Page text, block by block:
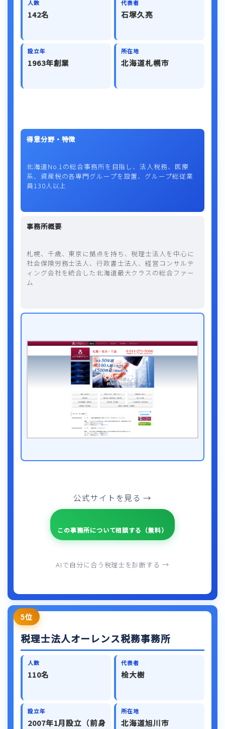
人数
142名
代表者
石塚久亮
設立年
1963年創業
所在地
北海道札幌市
得意分野・特徴
北海道No.1の総合事務所を目指し、法人税務、医療
系、資産税の各専門グループを設置、グループ総従業
員130人以上
事務所概要
札幌、千歳、東京に拠点を持ち、税理士法人を中心に
社会保険労務士法人、行政書士法人、経営コンサルテ
ィング会社を統合した北海道最大クラスの総合ファー
ム
公式サイトを見る →
この事務所について相談する（無料）
AIで自分に合う税理士を診断する →
5位
税理士法人オーレンス税務事務所
人数
110名
代表者
桧大樹
設立年
2007年1月設立（前身
所在地
北海道旭川市